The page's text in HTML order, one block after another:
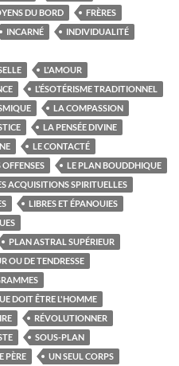
DU BORD
FRÈRES
INCARNÉ
INDIVIDUALITÉ
L'AMOUR
L’ÉSOTÉRISME TRADITIONNEL
LA COMPASSION
LA PENSÉE DIVINE
LE CONTACTÉ
LE PLAN BOUDDHIQUE
ACQUISITIONS SPIRITUELLES
LIBRES ET ÉPANOUIES
PLAN ASTRAL SUPÉRIEUR
OU DE TENDRESSE
DOIT ÊTRE L'HOMME
RÉVOLUTIONNER
SOUS-PLAN
PÈRE
UN SEUL CORPS